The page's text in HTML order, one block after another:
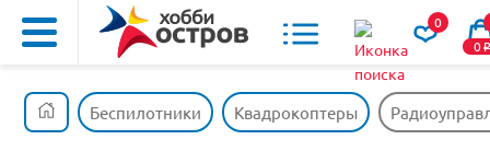
0
0o
Беспилотники Квадрокоптеры